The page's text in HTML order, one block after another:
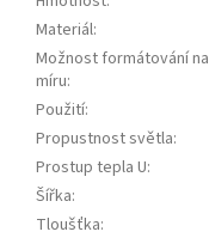
Materiál:
Možnost formátování na
míru:
Použití:
Propustnost světla:
Prostup tepla U:
Šířka:
Tloušťka: